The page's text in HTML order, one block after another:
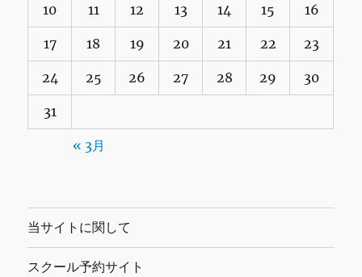
10 11 12 13 14 15 16
17 18 19 20 21 22 23
24 25 26 27 28 29 30
31
« 3月
当サイトに関して
スクール予約サイト